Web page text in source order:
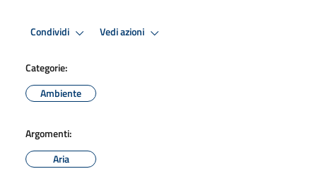
Condividi Vedi azioni
Categorie:
Ambiente
Argomenti:
Aria